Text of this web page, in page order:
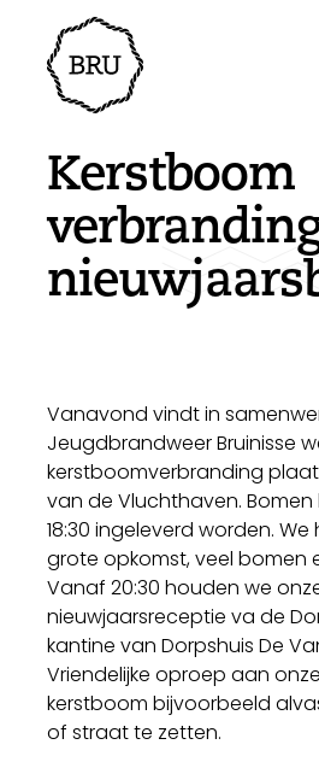
Agenda
Evenement aanmelden
Overnachting
Winkels
Natuur en water
Sport
Bezienswaardigheden
Bereikbaarheid
Parkeren
Leefomgeving
Ondernemen
Vacatures
Nieuwsoverzicht
Kerstboom
Vanavond vindt in
Jeugdbrandweer Bruinisse
kerstboomverbranding
van de Vluchthaven.
18:30 ingeleverd worden.
grote opkomst, veel bomen
Vanaf 20:30 houden we
nieuwjaarsreceptie va de
kantine van Dorpshuis De
Vriendelijke oproep aan
kerstboom bijvoorbeeld
of straat te zetten.